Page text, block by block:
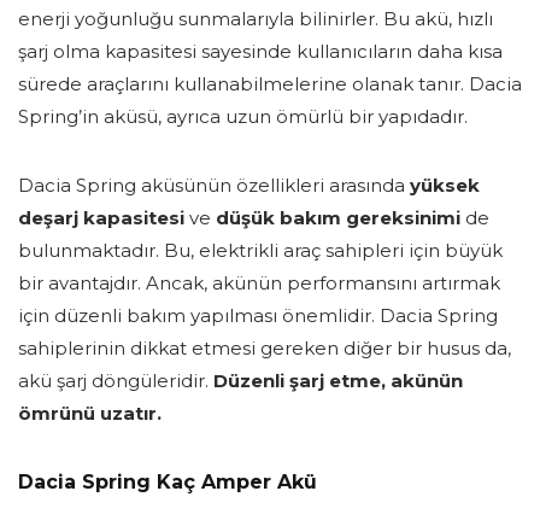
enerji yoğunluğu sunmalarıyla bilinirler. Bu akü, hızlı
şarj olma kapasitesi sayesinde kullanıcıların daha kısa
sürede araçlarını kullanabilmelerine olanak tanır. Dacia
Spring’in aküsü, ayrıca uzun ömürlü bir yapıdadır.
Dacia Spring aküsünün özellikleri arasında yüksek
deşarj kapasitesi ve düşük bakım gereksinimi de
bulunmaktadır. Bu, elektrikli araç sahipleri için büyük
bir avantajdır. Ancak, akünün performansını artırmak
için düzenli bakım yapılması önemlidir. Dacia Spring
sahiplerinin dikkat etmesi gereken diğer bir husus da,
akü şarj döngüleridir. Düzenli şarj etme, akünün
ömrünü uzatır.
Dacia Spring Kaç Amper Akü